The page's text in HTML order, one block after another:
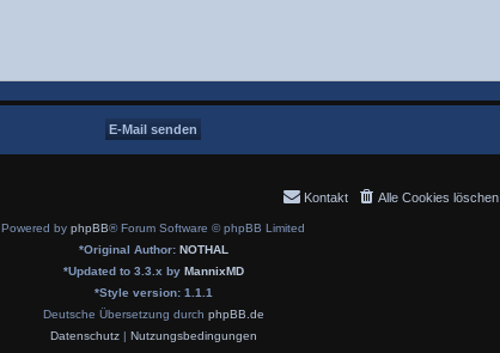
Alle Cookies löschen
Kontakt
Powered by phpBB® Forum Software © phpBB Limited
*Original Author: NOTHAL
*Updated to 3.3.x by MannixMD
*Style version: 1.1.1
Deutsche Übersetzung durch phpBB.de
Datenschutz| Nutzungsbedingungen